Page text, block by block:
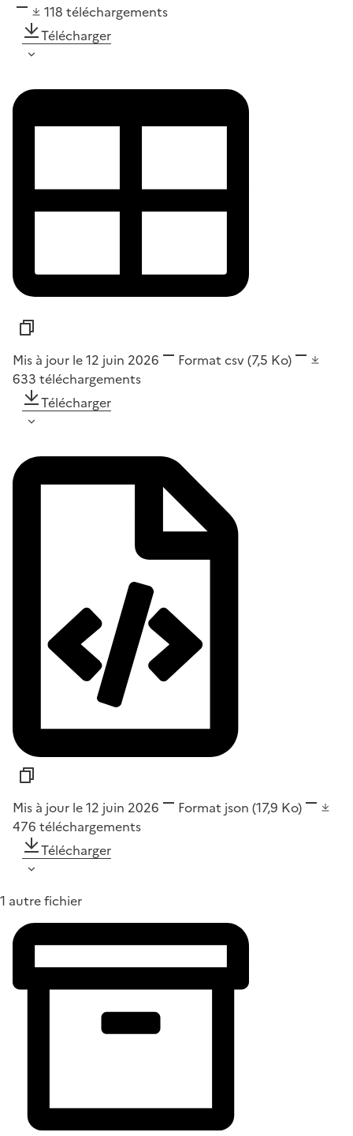
118 téléchargements
Télécharger
Mis à jour le 12 juin 2026 Format csv(7,5 Ko)
633 téléchargements
Télécharger
Mis à jour le 12 juin 2026 Format json (17,9 Ko)
476 téléchargements
Télécharger
1 autre fichier